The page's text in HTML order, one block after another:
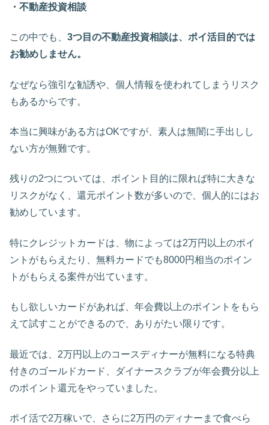
・不動産投資相談
この中でも、 3つ目の不動産投資相談は、ポイ活目的では
お勧めしません。
なぜなら強引な勧誘や、個人情報を使われてしまうリスク
もあるからです。
本当に興味がある方はOKですが、素人は無闇に手出しし
ない方が無難です。
残りの2つについては、ポイント目的に限れば特に大きな
リスクがなく、還元ポイント数が多いので、個人的にはお
勧めしています。
特にクレジットカードは、物によっては2万円以上のポイ
ントがもらえたり、無料カードでも8000円相当のポイン
トがもらえる案件が出ています。
もし欲しいカードがあれば、年会費以上のポイントをもら
えて試すことができるので、ありがたい限りです。
最近では、2万円以上のコースディナーが無料になる特典
付きのゴールドカード、ダイナースクラブが年会費分以上
のポイント還元をやっていました 。
ポイ活で2万稼いで、さらに2万円のディナーまで食べら